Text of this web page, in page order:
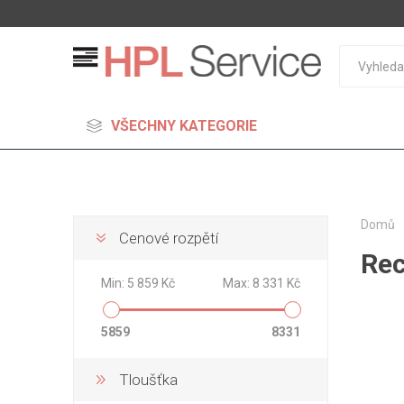
VŠECHNY KATEGORIE
MDF
Domů
Cenové rozpětí
Min: 5 859 Kč Max: 8 331 Kč
5859 8331
Tloušťka